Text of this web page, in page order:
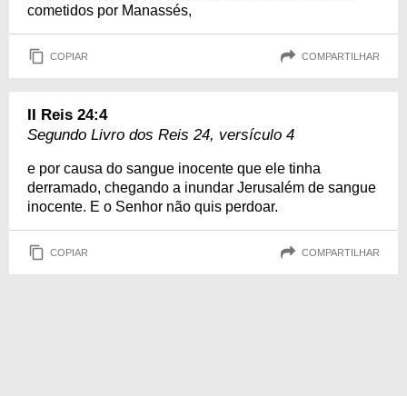
cometidos por Manassés,
COPIAR COMPARTILHAR
II Reis 24:4
Segundo Livro dos Reis 24, versículo 4
e por causa do sangue inocente que ele tinha
derramado, chegando a inundar Jerusalém de sangue
inocente. E o Senhor não quis perdoar.
COPIAR COMPARTILHAR